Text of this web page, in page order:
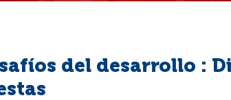
del desarrollo :